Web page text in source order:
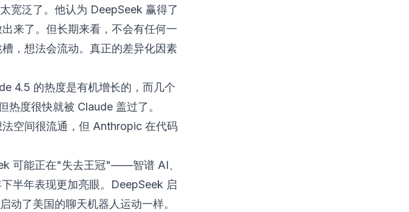
宽泛了。他认为 DeepSeek 赢得了
来了。但长期来看，不会有任何一
，想法会流动。真正的差异化因素
4.5 的热度是有机增长的，而几个
热度很快就被 Claude 盖过了。
空间很流通，但 Anthropic 在代码
可能正在"失去王冠"——智谱 AI、
半年表现更加亮眼。DeepSeek 启
动了美国的聊天机器人运动一样。